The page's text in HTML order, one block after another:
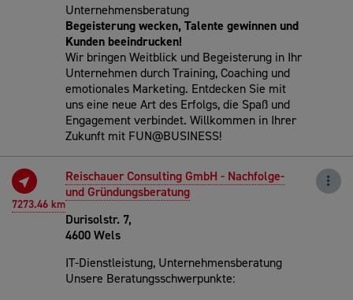
Unternehmensberatung
Begeisterung wecken, Talente gewinnen und
Kunden beeindrucken!
Wir bringen Weitblick und Begeisterung in Ihr
Unternehmen durch Training, Coaching und
emotionales Marketing. Entdecken Sie mit
uns eine neue Art des Erfolgs, die Spaß und
Engagement verbindet. Willkommen in Ihrer
Zukunft mit FUN@BUSINESS!
7273.46 km
Reischauer Consulting GmbH - Nachfolge-
und Gründungsberatung
Durisolstr. 7,
4600 Wels
IT-Dienstleistung, Unternehmensberatung
Unsere Beratungsschwerpunkte: